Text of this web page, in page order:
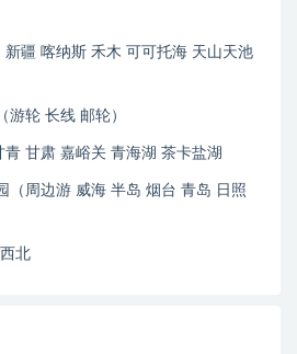
新疆 喀纳斯 禾木 可可托海 天山天池
游轮 长线 邮轮）
甘肃 嘉峪关 青海湖 茶卡盐湖
（周边游 威海 半岛 烟台 青岛 日照
北